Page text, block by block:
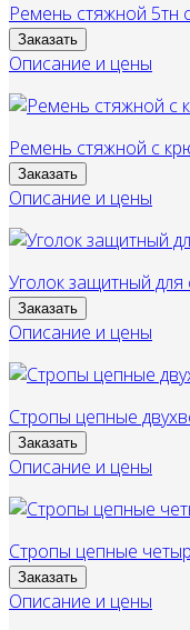
Ремень стяжной 5тн
Заказать
Описание и цены
Ремень стяжной с
Заказать
Описание и цены
Уголок защитный
Заказать
Описание и цены
Стропы цепные
Заказать
Описание и цены
Стропы цепные
Заказать
Описание и цены